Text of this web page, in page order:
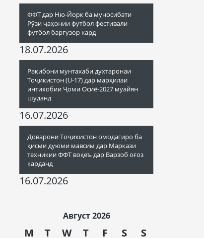
ФФТ дар Ню-Йорк ба муносибати
Рӯзи ҷаҳонии футбол фестивали
футбол баргузор кард
18.07.2026
Рақибони мунтахаби духтаронаи
Тоҷикистон (U-17) дар марҳилаи
интихобии Ҷоми Осиё-2027 муайян
шуданд
16.07.2026
Доварони Тоҷикистон омодагиро ба
қисми дуюми мавсим дар Маркази
техникии ФФТ воқеъ дар Варзоб оғоз
карданд
16.07.2026
Август 2026
M T W T F S S